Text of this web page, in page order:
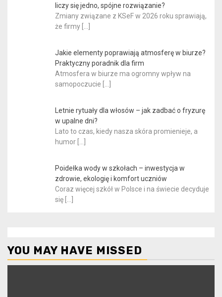
liczy się jedno, spójne rozwiązanie?
Zmiany związane z KSeF w 2026 roku sprawiają,
że firmy […]
Jakie elementy poprawiają atmosferę w biurze?
Praktyczny poradnik dla firm
Atmosfera w biurze ma ogromny wpływ na
samopoczucie
Letnie rytuały dla włosów – jak zadbać o fryzurę
w upalne dni?
Lato to czas, kiedy nasza skóra promienieje, a
humor
Poidełka wody w szkołach – inwestycja w
zdrowie, ekologię i komfort uczniów
Coraz więcej szkół w Polsce i na świecie decyduje
się […]
YOU MAY HAVE MISSED